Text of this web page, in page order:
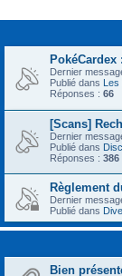
Dernier
Publié dans Les
Réponses : 66
[Scans]
Dernier
Publié dans
Réponses : 386
Règlement
Dernier
Publié dans
Bien